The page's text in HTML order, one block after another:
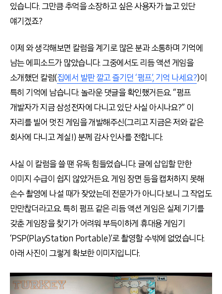
있습니다. 그만큼 추억을 소장하고 싶은 사용자가 늘고 있단
얘기겠죠?
이제 와 생각해보면 칼럼을 계기로 많은 분과 소통하며 기억에
남는 에피소드가 많았습니다. 그중에서도 리듬 액션 게임을
소개했던 칼럼(집에서 발판 깔고 즐기던 ‘펌프’, 기억 나세요?)이
특히 기억에 남습니다. 놀라운 댓글을 확인했거든요. “펌프
개발자가 지금 삼성전자에 다니고 있단 사실 아시나요?” 이
자리를 빌어 멋진 게임을 개발해주신(그리고 지금은 저와 같은
회사에 다니고 계실!) 분께 감사 인사를 전합니다.
사실 이 칼럼을 쓸 땐 유독 힘들었습니다. 글에 삽입할 만한
이미지 수급이 쉽지 않았거든요. 게임 장면 등을 캡처하지 못해
손수 촬영에 나설 때가 잦았는데 전문가가 아니다 보니 그 작업도
만만찮더라고요. 특히 펌프 같은 리듬 액션 게임은 실제 기기를
갖춘 게임장을 찾기가 어려워 부득이하게 휴대용 게임기
‘PSP(PlayStation Portable)’로 촬영할 수밖에 없었습니다.
아래 사진이 그렇게 확보한 이미지입니다.